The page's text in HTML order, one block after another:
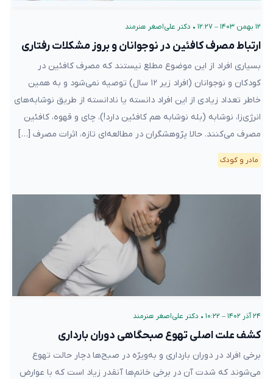
۱۲ بهمن ۱۴۰۳ – ۱۲:۲۷ • دکتر علی‌اصغر هنرمند
ارتباط مصرف کافئین در نوجوانان و بروز مشکلات رفتاری
بسیاری افراد از این موضوع مطلع نیستند که مصرف کافئین در
کودکان و نوجوانان (افراد زیر ۱۲ سال) توصیه نمی‌شود و به همین
خاطر تعداد زیادی از این افراد دانسته یا نادانسته از طریق نوشابه‌های
انرژی‌زا، نوشابه (بله نوشابه هم کافئین دارد!)، چای و قهوه، کافئین
مصرف می‌کنند. حالا پژوهشگران در مطالعه‌ای تازه، اثرات مصرف […]
مادر و کودک
۲۴ آذر ۱۴۰۲ – ۱۰:۲۲ • دکتر علی‌اصغر هنرمند
کشف علت اصلی تهوع صبحگاهی دوران بارداری
برخی افراد در دوران بارداری و به‌ویژه در صبح‌ها دچار حالت تهوع
می‌شوند که شدت آن در برخی خانم‌ها آنقدر زیاد است که با عوارض